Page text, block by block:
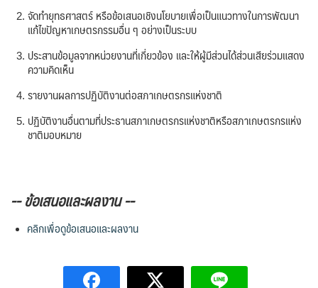
จัดทำยุทธศาสตร์ หรือข้อเสนอเชิงนโยบายเพื่อเป็นแนวทางในการพัฒนา
แก้ไขปัญหาเกษตรกรรมอื่น ๆ อย่างเป็นระบบ
ประสานข้อมูลจากหน่วยงานที่เกี่ยวข้อง และให้ผู้มีส่วนได้ส่วนเสียร่วมแสดง
ความคิดเห็น
รายงานผลการปฏิบัติงานต่อสภาเกษตรกรแห่งชาติ
ปฏิบัติงานอื่นตามที่ประธานสภาเกษตรกรแห่งชาติหรือสภาเกษตรกรแห่ง
ชาติมอบหมาย
-- ข้อเสนอและผลงาน --
คลิกเพื่อดูข้อเสนอและผลงาน